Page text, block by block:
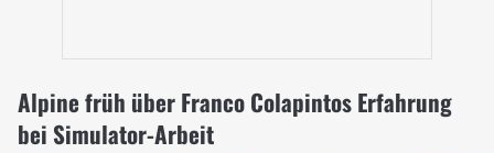
Alpine früh über Franco Colapintos Erfahrung
bei Simulator-Arbeit